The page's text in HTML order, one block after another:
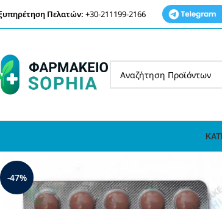
Πελατών: +30-211199-2166
-47%